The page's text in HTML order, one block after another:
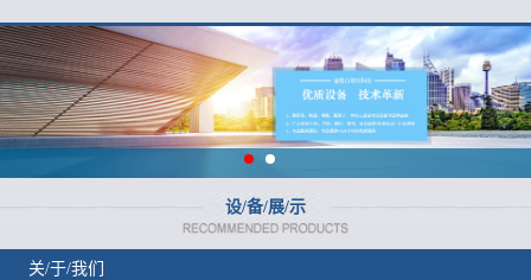
设/备/展/示
关/于/我们